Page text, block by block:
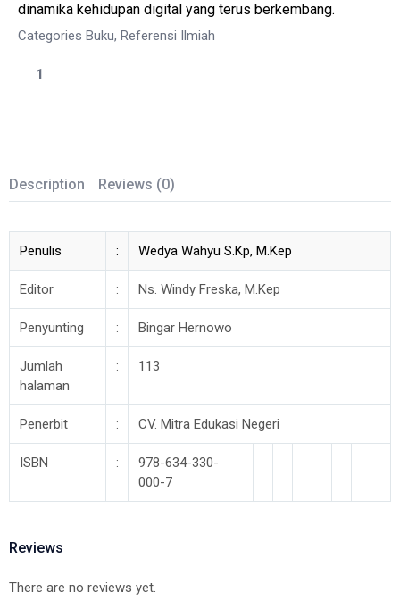
dinamika kehidupan digital yang terus berkembang.
Categories Buku, Referensi Ilmiah
Description Reviews (0)
Penulis : Wedya Wahyu S.Kp, M.Kep
Editor : Ns. Windy Freska, M.Kep
Penyunting : Bingar Hernowo
Jumlah
halaman
: 113
Penerbit : CV. Mitra Edukasi Negeri
ISBN :
978-634-330-
000-7
Reviews
There are no reviews yet.